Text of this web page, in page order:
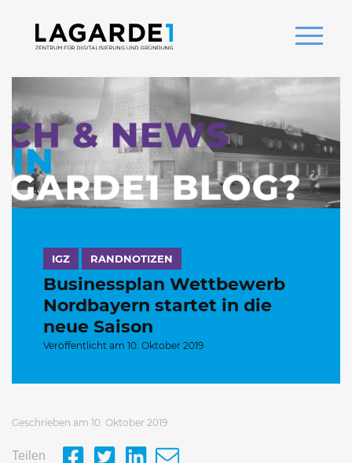
IGZ RANDNOTIZEN
Businessplan Wettbewerb
Nordbayern startet in die
neue Saison
Veröffentlicht am 10. Oktober 2019
Geschrieben am 10. Oktober 2019
Teilen